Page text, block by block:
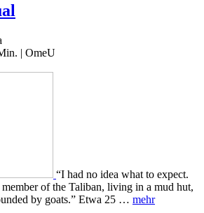
| OmeU
“I had no idea what to expect.
of the Taliban, living in a mud hut,
by goats.” Etwa 25 … mehr